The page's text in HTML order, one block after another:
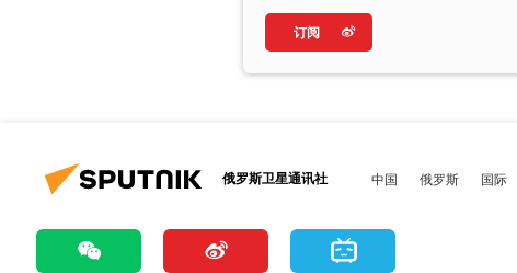
订阅
俄罗斯卫星通讯社 中国 俄罗斯 国际